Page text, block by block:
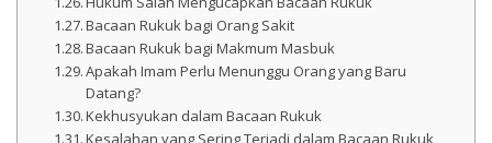
Bacaan Rukuk bagi Orang Sakit
Bacaan Rukuk bagi Makmum Masbuk
Apakah Imam Perlu Menunggu Orang yang Baru
Datang?
Kekhusyukan dalam Bacaan Rukuk
Kesalahan yang Sering Terjadi dalam Bacaan Rukuk